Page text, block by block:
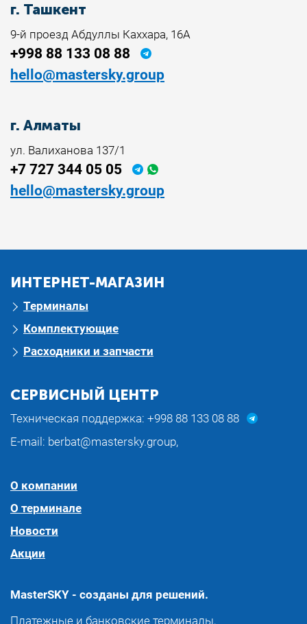
г. Ташкент
9-й проезд Абдуллы Каххара, 16А
+998 88 133 08 88
hello@mastersky.group
г. Алматы
ул. Валиханова 137/1
+7 727 344 05 05
hello@mastersky.group
ИНТЕРНЕТ-МАГАЗИН
Терминалы
Комплектующие
Расходники и запчасти
СЕРВИСНЫЙ ЦЕНТР
Техническая поддержка: +998 88 133 08 88
E-mail: berbat@mastersky.group,
О компании
О терминале
Новости
Акции
MasterSKY - созданы для решений.
Платежные и банковские терминалы,